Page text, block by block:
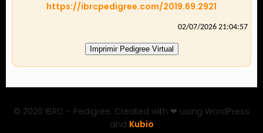
https://ibrcpedigree.com/2019.69.2921
02/07/2026 21:04:57
Imprimir Pedigree Virtual
© 2026 IBRC – Pedigree. Created with ❤ using WordPress
and Kubio